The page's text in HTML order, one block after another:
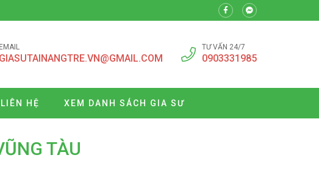
EMAIL
GIASUTAINANGTRE.VN@GMAIL.COM
TƯ VẤN 24/7
0903331985
LIÊN HỆ XEM DANH SÁCH GIA SƯ
TÀU